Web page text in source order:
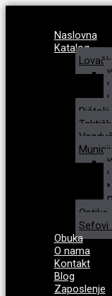
Naslovna
Katalog
Pištolji
Sefovi
Obuka
O nama
Kontakt
Blog
Zaposlenje